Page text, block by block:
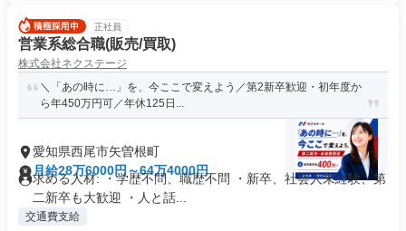
正社員
営業系総合職(販売/買取)
株式会社ネクステージ
＼「あの時に…」を、今ここで変えよう／第2新卒歓迎・初年度か
ら年450万円可／年休125日...
愛知県西尾市矢曽根町
月給28万6000円～64万4000円
求める人材: ・学歴不問、職歴不問 ・新卒、社会人未経験、第
二新卒も大歓迎 ・人と話...
交通費支給